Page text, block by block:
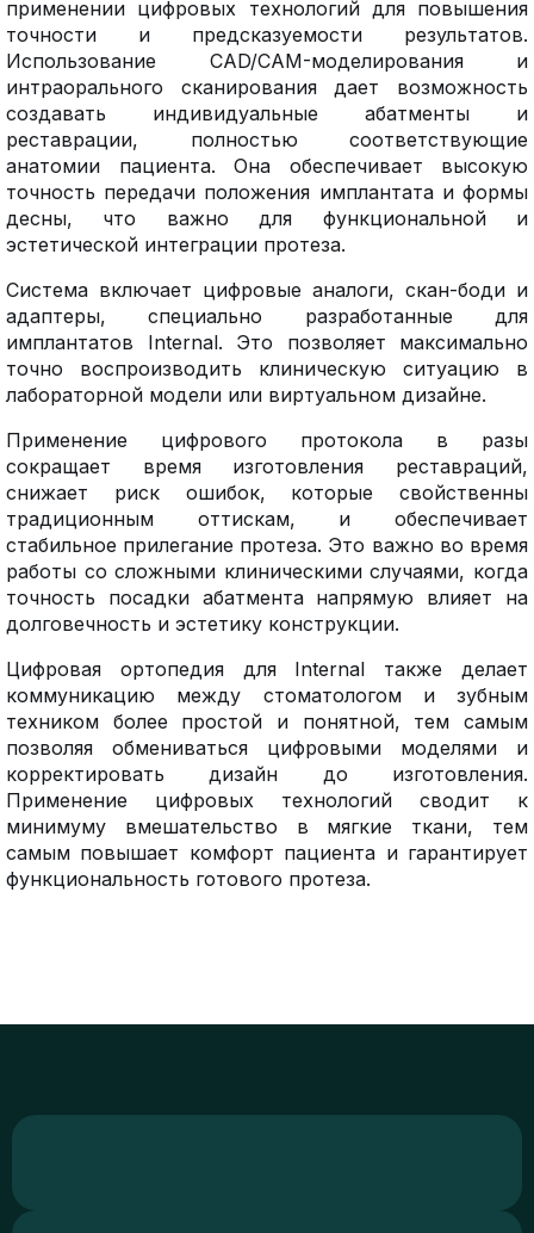
применении цифровых технологий для повышения
точности и предсказуемости результатов.
Использование CAD/CAM-моделирования и
интраорального сканирования дает возможность
создавать индивидуальные абатменты и
реставрации, полностью соответствующие
анатомии пациента. Она обеспечивает высокую
точность передачи положения имплантата и формы
десны, что важно для функциональной и
эстетической интеграции протеза.
Система включает цифровые аналоги, скан-боди и
адаптеры, специально разработанные для
имплантатов Internal. Это позволяет максимально
точно воспроизводить клиническую ситуацию в
лабораторной модели или виртуальном дизайне.
Применение цифрового протокола в разы
сокращает время изготовления реставраций,
снижает риск ошибок, которые свойственны
традиционным оттискам, и обеспечивает
стабильное прилегание протеза. Это важно во время
работы со сложными клиническими случаями, когда
точность посадки абатмента напрямую влияет на
долговечность и эстетику конструкции.
Цифровая ортопедия для Internal также делает
коммуникацию между стоматологом и зубным
техником более простой и понятной, тем самым
позволяя обмениваться цифровыми моделями и
корректировать дизайн до изготовления.
Применение цифровых технологий сводит к
минимуму вмешательство в мягкие ткани, тем
самым повышает комфорт пациента и гарантирует
функциональность готового протеза.